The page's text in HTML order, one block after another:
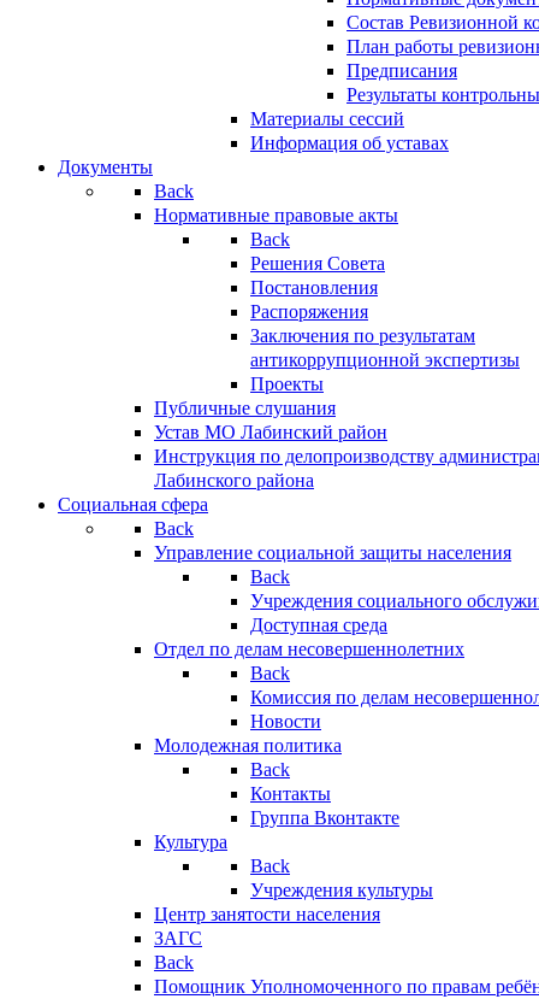
Состав Ревизионной
План работы
Предписания
Результаты
Материалы сессий
Информация об уставах
Документы
Back
Нормативные правовые акты
Back
Решения Совета
Постановления
Распоряжения
Заключения по результатам
антикоррупционной экспертизы
Проекты
Публичные слушания
Устав МО Лабинский район
Инструкция по делопроизводству
Лабинского района
Социальная сфера
Back
Управление социальной защиты населения
Back
Учреждения социального
Доступная среда
Отдел по делам несовершеннолетних
Back
Комиссия по делам
Новости
Молодежная политика
Back
Контакты
Группа Вконтакте
Культура
Back
Учреждения культуры
Центр занятости населения
ЗАГС
Back
Помощник Уполномоченного по правам